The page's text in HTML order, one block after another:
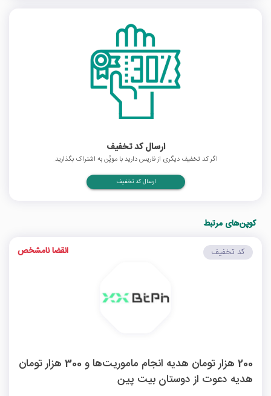
ارسال کد تخفیف
اگر کد تخفیف دیگری از فاریس دارید با موپُن به اشتراک بگذارید.
ارسال کد تخفیف
کوپن‌های مرتبط
200 هزار تومان هدیه انجام ماموریت‌ها و 300 هزار تومان
هدیه دعوت از دوستان بیت پین
کد تخفیف انقضا نامشخص